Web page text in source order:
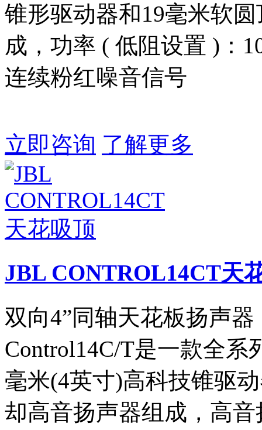
锥形驱动器和19毫米软
成，功率 ( 低阻设置 )：
连续粉红噪音信号
立即咨询 了解更多
JBL CONTROL14CT天
双向4”同轴天花板扬声器
Control14C/T是一款全系
毫米(4英寸)高科技锥驱
却高音扬声器组成，高